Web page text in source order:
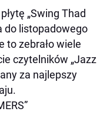
„Swing Thad
do listopadowego
to zebrało wiele
czytelników „Jazz
za najlepszy